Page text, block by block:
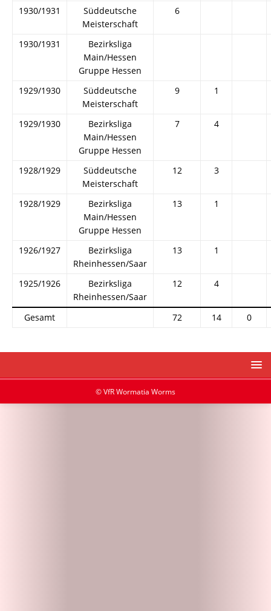
1930/1931
Süddeutsche
Meisterschaft
6
1930/1931
Bezirksliga
Main/Hessen
Gruppe Hessen
1929/1930
Süddeutsche
Meisterschaft
9 1
1929/1930
Bezirksliga
Main/Hessen
Gruppe Hessen
7 4
1928/1929
Süddeutsche
Meisterschaft
12 3
1928/1929
Bezirksliga
Main/Hessen
Gruppe Hessen
13 1
1926/1927
Bezirksliga
Rheinhessen/Saar
13 1
1925/1926
Bezirksliga
Rheinhessen/Saar
12 4
Gesamt 72 14 0
© VfR Wormatia Worms